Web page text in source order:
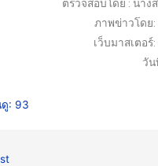
ตรวจสอบโดย : นา
ภาพข่าวโดย
เว็บมาสเตอ
วัน
: 93